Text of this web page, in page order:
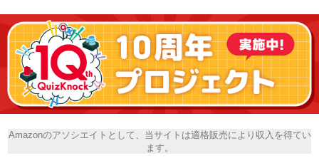
Amazonのアソシエイトとして、当サイトは適格販売により収入を得てい
ます。